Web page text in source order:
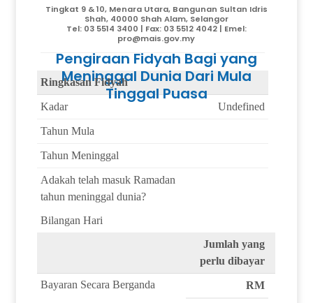
Tingkat 9 & 10, Menara Utara, Bangunan Sultan Idris
Shah, 40000 Shah Alam, Selangor
Tel: 03 5514 3400 | Fax: 03 5512 4042 | Emel:
pro@mais.gov.my
Pengiraan Fidyah Bagi yang
Meninggal Dunia Dari Mula
Tinggal Puasa
Ringkasan Fidyah
Kadar Undefined
Tahun Mula
Tahun Meninggal
Adakah telah masuk Ramadan
tahun meninggal dunia?
Bilangan Hari
Jumlah yang
perlu dibayar
Bayaran Secara Berganda
RM